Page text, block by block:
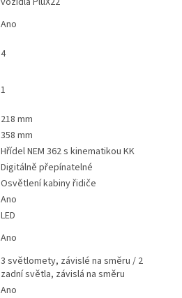
Ano
4
1
218 mm
358 mm
Hřídel NEM 362 s kinematikou KK
Digitálně přepínatelné
Osvětlení kabiny řidiče
Ano
LED
Ano
3 světlomety, závislé na směru / 2
zadní světla, závislá na směru
Ano